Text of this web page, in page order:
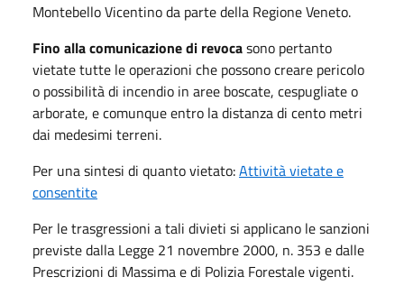
Montebello Vicentino da parte della Regione Veneto.
Fino alla comunicazione di revocasono pertanto
vietate tutte le operazioni che possono creare pericolo
o possibilità di incendio in aree boscate, cespugliate o
arborate, e comunque entro la distanza di cento metri
dai medesimi terreni.
Per una sintesi di quanto vietato:Attività vietate e
consentite
Per le trasgressioni a tali divieti si applicano le sanzioni
previste dalla Legge 21 novembre 2000, n. 353 e dalle
Prescrizioni di Massima e di Polizia Forestale vigenti.